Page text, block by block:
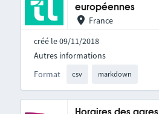
européennes
France
créé le 09/11/2018
Format csv markdown
Autres informations